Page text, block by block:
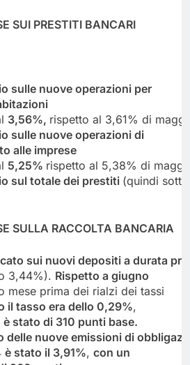
SUI PRESTITI BANCARI
sulle nuove operazioni per
3,56%, rispetto al 3,61% di
sulle nuove operazioni di
alle imprese
5,25% rispetto al 5,38% di
sul totale dei prestiti (quindi
SULLA RACCOLTA BANCARIA
sui nuovi depositi a durata
3,44%). Rispetto a giugno
mese prima dei rialzi dei tassi
il tasso era dello 0,29%,
è stato di 310 punti base.
delle nuove emissioni di
è stato il 3,91%, con un